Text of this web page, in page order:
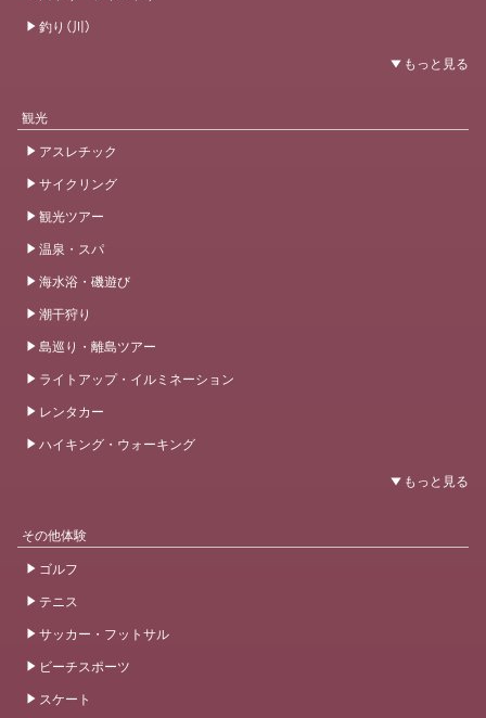
釣り（川）
観光
アスレチック
サイクリング
観光ツアー
温泉・スパ
海水浴・磯遊び
潮干狩り
島巡り・離島ツアー
ライトアップ・イルミネーション
レンタカー
ハイキング・ウォーキング
その他体験
ゴルフ
テニス
サッカー・フットサル
ビーチスポーツ
スケート